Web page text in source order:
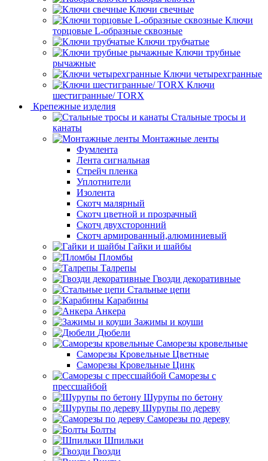
Ключи свечные
Ключи
торцовые L-образные сквозные
Ключи трубчатые
Ключи трубные
рычажные
Ключи четырехгранные
Ключи
шестигранные/ TORX
Крепежные изделия
Стальные тросы и
канаты
Монтажные ленты
Фумлента
Лента сигнальная
Стрейч пленка
Уплотнители
Изолента
Скотч малярный
Скотч цветной и прозрачный
Скотч двухсторонний
Скотч армированный,алюминиевый
Гайки и шайбы
Пломбы
Талрепы
Гвозди декоративные
Стальные цепи
Карабины
Анкера
Зажимы и коуши
Дюбели
Саморезы кровельные
Саморезы Кровельные Цветные
Саморезы Кровельные Цинк
Саморезы с
прессшайбой
Шурупы по бетону
Шурупы по дереву
Саморезы по дереву
Болты
Шпильки
Гвозди